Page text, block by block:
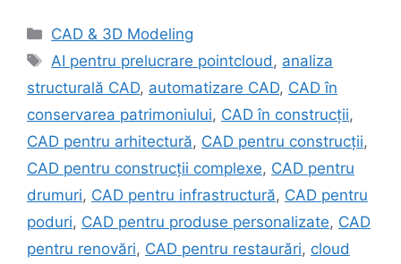
Categories
CAD & 3D Modeling
Tags
AI pentru prelucrare pointcloud , analiza
structurală CAD, automatizare CAD, CAD în
conservarea patrimoniului, CAD în construcții,
CAD pentru arhitectură, CAD pentru construcții,
CAD pentru construcții complexe, CAD pentru
drumuri, CAD pentru infrastructură, CAD pentru
poduri, CAD pentru produse personalizate, CAD
pentru renovări, CAD pentru restaurări, cloud